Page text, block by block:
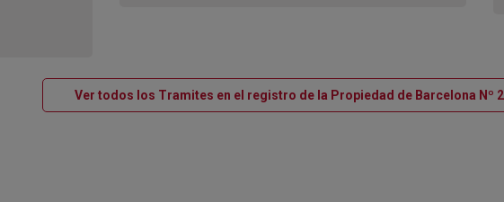
Ver todos los Tramites en el registro de la Propiedad de Barcelona Nº